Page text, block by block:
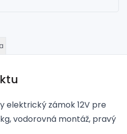
elektrický zámok 12V pre
vodorovná montáž, pravý